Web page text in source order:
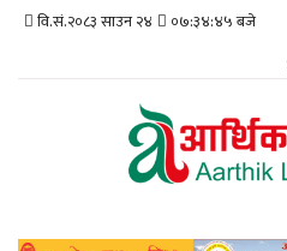
वि.सं.२०८३ साउन २४ ०७:३४:४६ बजे